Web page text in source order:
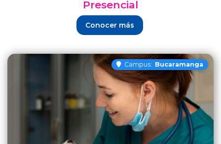
Presencial
Conocer más
Campus: Bucaramanga